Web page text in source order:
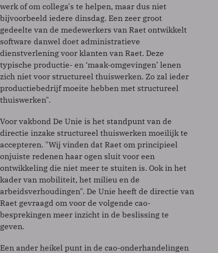
werk of om collega's te helpen, maar dus niet
bijvoorbeeld iedere dinsdag. Een zeer groot
gedeelte van de medewerkers van Raet ontwikkelt
software danwel doet administratieve
dienstverlening voor klanten van Raet. Deze
typische productie- en ‘maak-omgevingen’ lenen
zich niet voor structureel thuiswerken. Zo zal ieder
productiebedrijf moeite hebben met structureel
thuiswerken".
Voor vakbond De Unie is het standpunt van de
directie inzake structureel thuiswerken moeilijk te
accepteren. "Wij vinden dat Raet om principieel
onjuiste redenen haar ogen sluit voor een
ontwikkeling die niet meer te stuiten is. Ook in het
kader van mobiliteit, het milieu en de
arbeidsverhoudingen". De Unie heeft de directie van
Raet gevraagd om voor de volgende cao-
besprekingen meer inzicht in de beslissing te
geven.
Een ander heikel punt in de cao-onderhandelingen